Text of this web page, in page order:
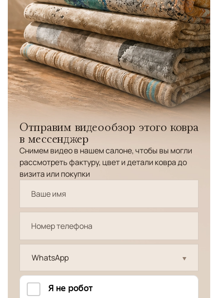
Отправим видеообзор этого ковра
в мессенджер
Снимем видео в нашем салоне, чтобы вы могли
рассмотреть фактуру, цвет и детали ковра до
визита или покупки
WhatsApp